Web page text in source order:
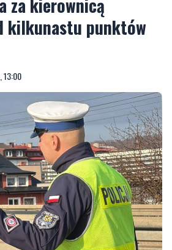
kierownicą
kilkunastu punktów
13:00